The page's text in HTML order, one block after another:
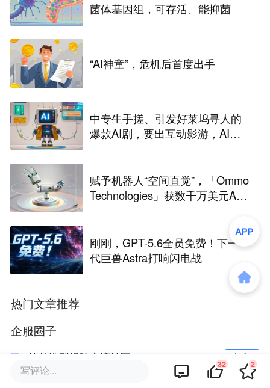
菌体基因组，可存活、能抑菌
“AI神童”，危机后首度出手
中专生手搓、引发好莱坞寻人的
爆款AI剧，要出互动影游，AI剧
赋予机器人“空间直觉”，「Ommo
Technologies」获数千万美元A轮
刚刚，GPT-5.6全员免费！下一
代巨兽Astra打响闪电战
热门文章推荐
企服圈子
软件选型经验交流社区 加入
写评论... 32 2